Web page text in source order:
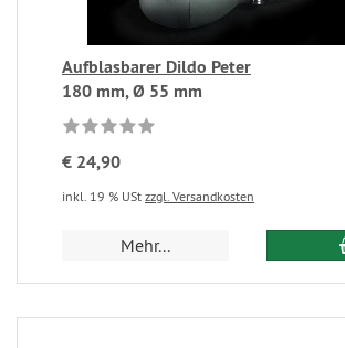
Aufblasbarer Dildo Peter
180 mm, Ø 55 mm
€ 24,90
inkl. 19 % USt zzgl. Versandkosten
Mehr...